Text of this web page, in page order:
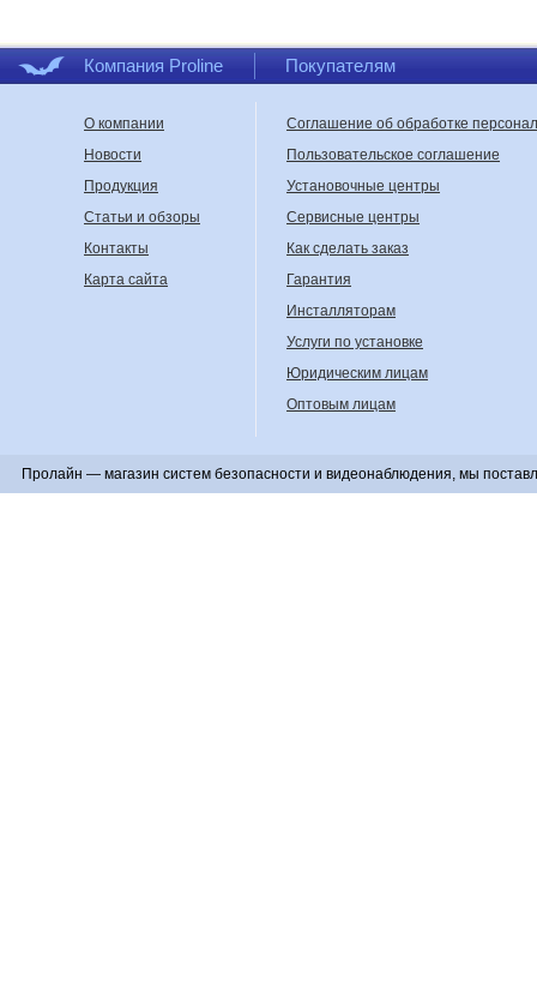
Компания Proline Покупателям
О компании
Новости
Продукция
Статьи и обзоры
Контакты
Карта сайта
Соглашение об обработке
Пользовательское соглашение
Установочные центры
Сервисные центры
Как сделать заказ
Гарантия
Инсталляторам
Услуги по установке
Юридическим лицам
Оптовым лицам
Пролайн — магазин систем безопасности и видеонаблюдения, мы